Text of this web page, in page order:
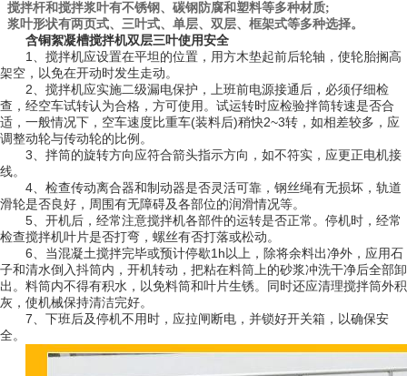
搅拌杆和搅拌浆叶有不锈钢、碳钢防腐和塑料等多种材质;
浆叶形状有两页式、三叶式、单层、双层、框架式等多种选择。
含铜絮凝槽搅拌机双层三叶使用安全
1、搅拌机应设置在平坦的位置，用方木垫起前后轮轴，使轮胎搁高
架空，以免在开动时发生走动。
2、搅拌机应实施二级漏电保护，上班前电源接通后，必须仔细检
查，经空车试转认为合格，方可使用。试运转时应检验拌筒转速是否合
适，一般情况下，空车速度比重车(装料后)稍快2~3转，如相差较多，应
调整动轮与传动轮的比例。
3、拌筒的旋转方向应符合箭头指示方向，如不符实，应更正电机接
线。
4、检查传动离合器和制动器是否灵活可靠，钢丝绳有无损坏，轨道
滑轮是否良好，周围有无障碍及各部位的润滑情况等。
5、开机后，经常注意搅拌机各部件的运转是否正常。停机时，经常
检查搅拌机叶片是否打弯，螺丝有否打落或松动。
6、当混凝土搅拌完毕或预计停歇1h以上，除将余料出净外，应用石
子和清水倒入抖筒内，开机转动，把粘在料筒上的砂浆冲洗干净后全部卸
出。料筒内不得有积水，以免料筒和叶片生锈。同时还应清理搅拌筒外积
灰，使机械保持清洁完好。
7、下班后及停机不用时，应拉闸断电，并锁好开关箱，以确保安
全。